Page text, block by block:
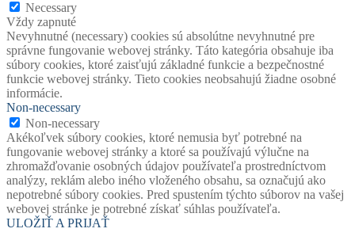
Necessary
Vždy zapnuté
Nevyhnutné (necessary) cookies sú absolútne nevyhnutné pre
správne fungovanie webovej stránky. Táto kategória obsahuje iba
súbory cookies, ktoré zaisťujú základné funkcie a bezpečnostné
funkcie webovej stránky. Tieto cookies neobsahujú žiadne osobné
informácie.
Non-necessary
Non-necessary
Akékoľvek súbory cookies, ktoré nemusia byť potrebné na
fungovanie webovej stránky a ktoré sa používajú výlučne na
zhromažďovanie osobných údajov používateľa prostredníctvom
analýzy, reklám alebo iného vloženého obsahu, sa označujú ako
nepotrebné súbory cookies. Pred spustením týchto súborov na vašej
webovej stránke je potrebné získať súhlas používateľa.
ULOŽIŤ A PRIJAŤ